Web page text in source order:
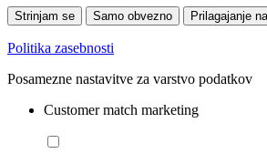
Strinjam se Samo obvezno Prilagajanje
Politika zasebnosti
Posamezne nastavitve za varstvo podatkov
Customer match marketing